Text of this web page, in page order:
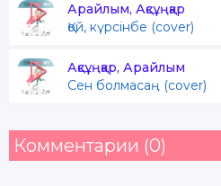
Арайлым, Ақсұңқар
Қой, күрсінбе (cover)
Ақсұңқар, Арайлым
Сен болмасаң (cover)
Комментарии (0)